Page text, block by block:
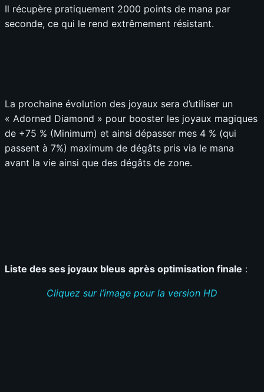
Il récupère pratiquement 2000 points de mana par
seconde, ce qui le rend extrêmement résistant.
La prochaine évolution des joyaux sera d’utiliser un
« Adorned Diamond » pour booster les joyaux magiques
de +75 % (Minimum) et ainsi dépasser mes 4 % (qui
passent à 7%) maximum de dégâts pris via le mana
avant la vie ainsi que des dégâts de zone.
Liste des ses joyaux bleus après optimisation finale :
Cliquez sur l’image pour la version HD